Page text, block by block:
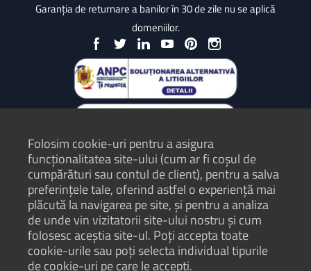
Garanția de returnare a banilor în 30 de zile nu se aplică
domeniilor.
Protecția Consumatorilor - ANPC
Termeni și condiții
Politică de confidențialitate
Folosim cookie-uri pentru a asigura
funcționalitatea site-ului (cum ar fi coșul de
cumpărături sau contul de client), pentru a salva
preferințele tale, oferind astfel o experiență mai
plăcută la navigarea pe site, și pentru a analiza
de unde vin vizitatorii site-ului nostru și cum
folosesc aceștia site-ul. Poți accepta toate
cookie-urile sau poți selecta individual tipurile
de cookie-uri pe care le accepți.